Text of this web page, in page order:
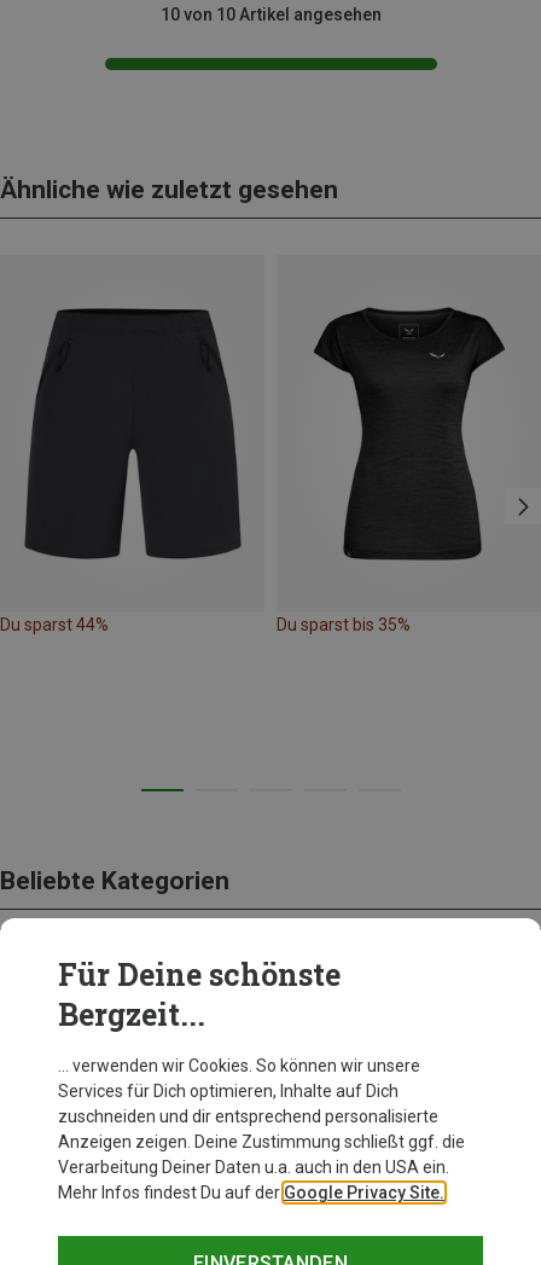
10 von 10 Artikel angesehen
Ähnliche wie zuletzt gesehen
Du sparst 44% Du sparst bis 35%
Beliebte Kategorien
BEKLEIDUNG
Für Deine schönste
Bergzeit...
… verwenden wir Cookies. So können wir unsere
Services für Dich optimieren, Inhalte auf Dich
zuschneiden und dir entsprechend personalisierte
Anzeigen zeigen. Deine Zustimmung schließt ggf. die
Verarbeitung Deiner Daten u.a. auch in den USA ein.
Mehr Infos findest Du auf der Google Privacy Site.